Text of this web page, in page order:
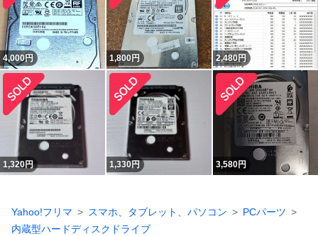
4,000円 1,800円 2,480円
1,320円 1,330円 3,580円
Yahoo!フリマ スマホ、タブレット、パソコン
PCパーツ
内蔵型ハードディスクドライブ